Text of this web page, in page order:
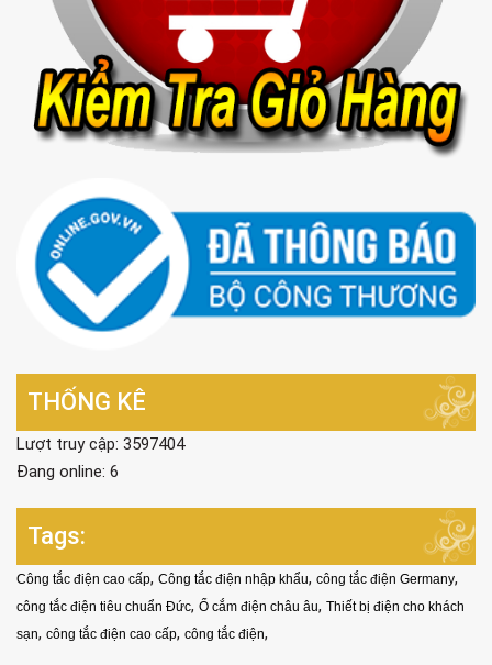
THỐNG KÊ
Lượt truy cập: 3597404
Đang online: 6
Tags:
Công tắc điện cao cấp, Công tắc điện nhập khẩu, công tắc điện Germany,
công tắc điện tiêu chuẩn Đức, Ổ cắm điện châu âu, Thiết bị điện cho khách
sạn, công tắc điện cao cấp, công tắc điện,